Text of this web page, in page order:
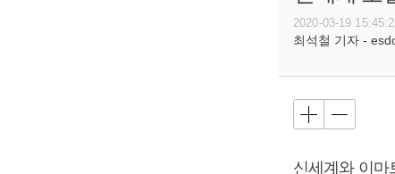
2020-03-19
최석철 기자 -
신세계와 이마